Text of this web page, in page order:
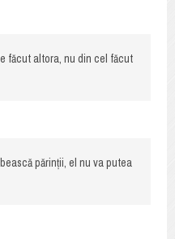
făcut altora, nu din cel făcut
părinții, el nu va putea